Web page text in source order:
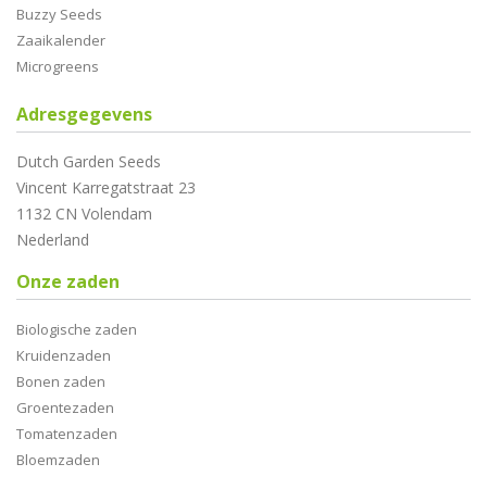
Buzzy Seeds
Zaaikalender
Microgreens
Adresgegevens
Dutch Garden Seeds
Vincent Karregatstraat 23
1132 CN Volendam
Nederland
Onze zaden
Biologische zaden
Kruidenzaden
Bonen zaden
Groentezaden
Tomatenzaden
Bloemzaden